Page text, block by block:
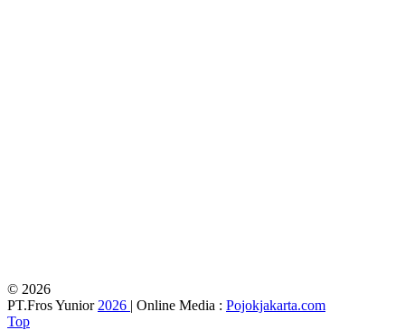
© 2026
PT.Fros Yunior 2026 | Online Media : Pojokjakarta.com
Top